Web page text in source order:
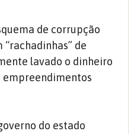
de corrupção
de
lavado o dinheiro
empreendimentos
do estado